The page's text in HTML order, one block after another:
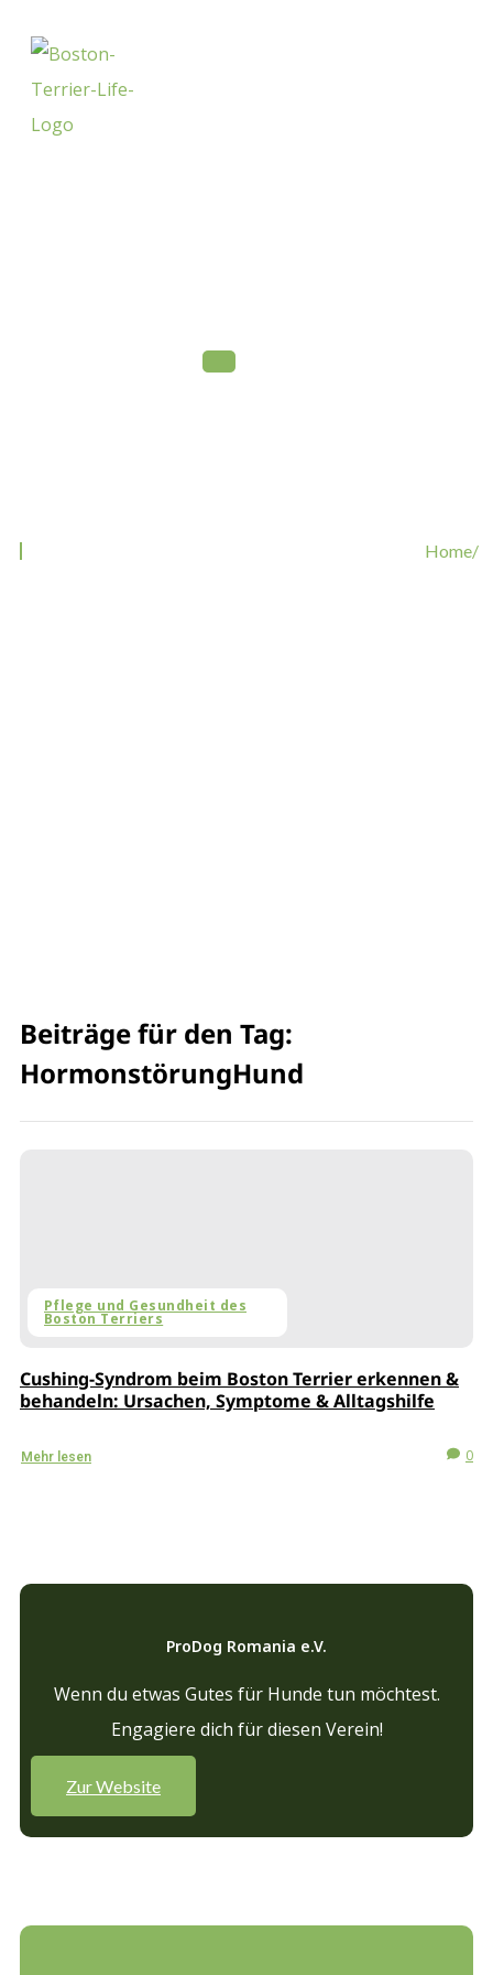
Home/
Beiträge für den Tag:
HormonstörungHund
Pflege und Gesundheit des
Boston Terriers
Cushing-Syndrom beim Boston Terrier erkennen &
behandeln: Ursachen, Symptome & Alltagshilfe
Mehr lesen 0
ProDog Romania e.V.
Wenn du etwas Gutes für Hunde tun möchtest.
Engagiere dich für diesen Verein!
Zur Website